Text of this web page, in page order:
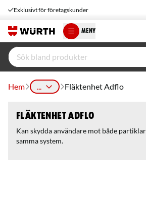
Exklusivt för företagskunder
MENY
Hem ... Fläktenhet Adflo
Fläktenhet Adflo
Kan skydda användare mot både